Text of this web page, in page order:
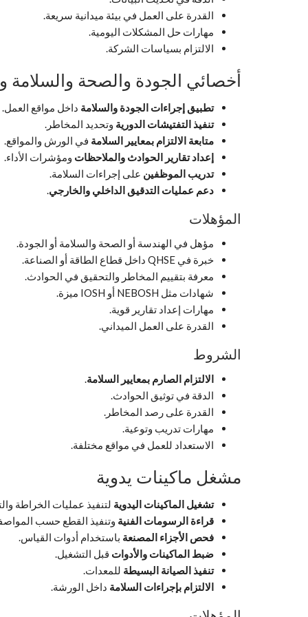
القدرة على العمل في بيئة ميدانية سريعة.
مهارات حل المشكلات اليومية.
الالتزام بسياسات الشركة.
أخصائي الجودة والصحة والسلامة
تطبيق إجراءات الجودة والسلامة داخل مواقع العمل.
تنفيذ التفتيشات الدورية وتحديد المخاطر.
متابعة الالتزام بمعايير السلامة في الورش والمواقع.
إعداد تقارير الحوادث والملاحظات ومؤشرات الأداء.
تدريب الموظفين على إجراءات السلامة.
دعم عمليات التدقيق الداخلي والخارجي
المؤهلات
مؤهل في الهندسة أو الصحة والسلامة أو الجودة.
خبرة في QHSE داخل قطاع الطاقة أو الصناعة.
معرفة بتقييم المخاطر والتحقيق في الحوادث.
شهادات مثل NEBOSH أو IOSH ميزة.
مهارات إعداد تقارير قوية.
القدرة على العمل الميداني.
الشروط
الالتزام الصارم بمعايير السلامة
الدقة في توثيق الحوادث.
القدرة على رصد المخاطر.
مهارات تدريب وتوعية.
الاستعداد للعمل في مواقع مختلفة.
مشغل ماكينات يدوية
تشغيل الماكينات اليدوية لتنفيذ عمليات الخراطة
قراءة الرسومات الفنية وتنفيذ القطع حسب
فحص الأجزاء المصنعة باستخدام أدوات القياس.
ضبط الماكينات والأدوات قبل التشغيل.
تنفيذ الصيانة البسيطة للمعدات.
الالتزام بإجراءات السلامة داخل الورشة.